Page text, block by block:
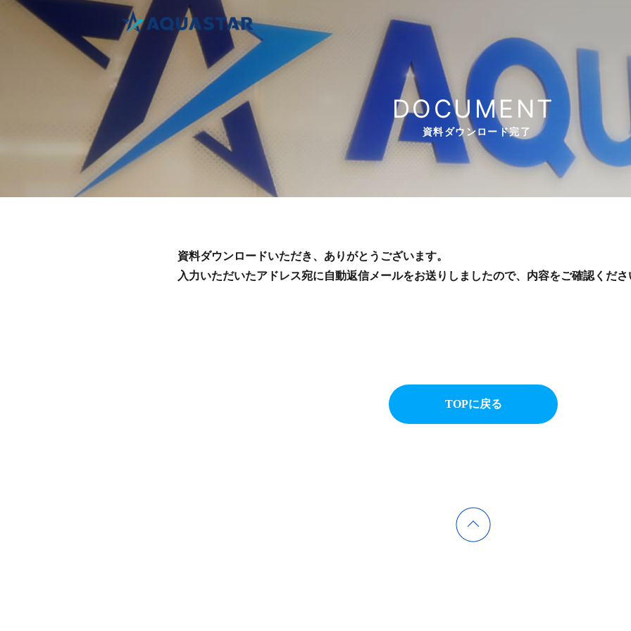
DOCUMENT
資料ダウンロード完了
資料ダウンロードいただき、ありがとうございます。
入力いただいたアドレス宛に自動返信メールをお送りしましたので、内容をご確認くださ
TOPに戻る